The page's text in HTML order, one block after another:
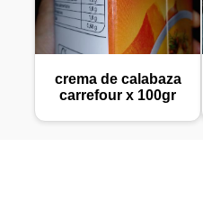
crema de calabaza
carrefour x 100gr